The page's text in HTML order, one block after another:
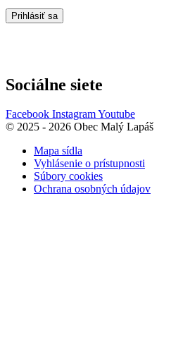
Prihlásiť sa
Sociálne siete
Facebook InstagramYoutube
© 2025 - 2026 Obec Malý Lapáš
Mapa sídla
Vyhlásenie o prístupnosti
Súbory cookies
Ochrana osobných údajov